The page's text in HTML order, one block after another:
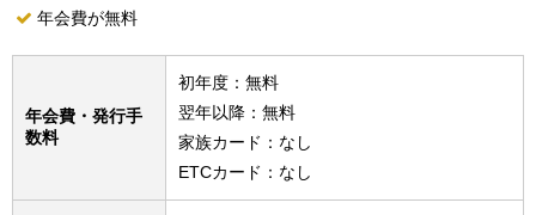
年会費が無料
年会費・発行手
数料
初年度：無料
翌年以降：無料
家族カード：なし
ETCカード：なし